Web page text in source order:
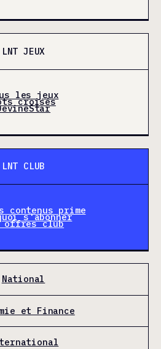
LNT JEUX
les jeux
croisés
LNT CLUB
contenus prime
s'abonner
offres club
National
et Finance